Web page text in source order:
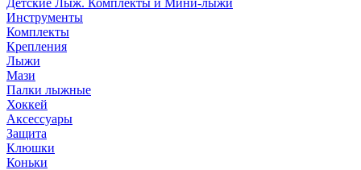
Детские Лыж. Комплекты и Мини-лыжи
Инструменты
Комплекты
Крепления
Лыжи
Мази
Палки лыжные
Хоккей
Аксессуары
Защита
Клюшки
Коньки